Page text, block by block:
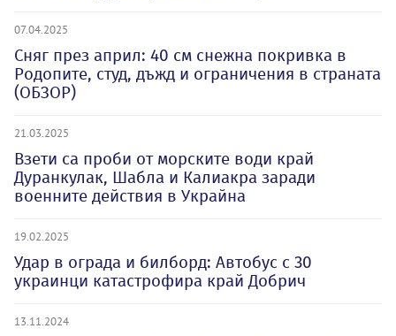
07.04.2025
Сняг през април: 40 см снежна покривка в
Родопите, студ, дъжд и ограничения в страната
(ОБЗОР)
21.03.2025
Взети са проби от морските води край
Дуранкулак, Шабла и Калиакра заради
военните действия в Украйна
19.02.2025
Удар в ограда и билборд: Автобус с 30
украинци катастрофира край Добрич
13.11.2024